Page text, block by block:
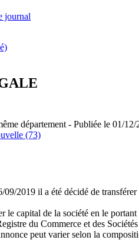
journal
département - Publiée le 01/12/
(73)
09/2019 il a été décidé de
le capital de la société en le
du Commerce et des
peut varier selon la